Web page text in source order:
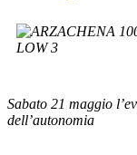
Sabato 21 maggio
dell’autonomia